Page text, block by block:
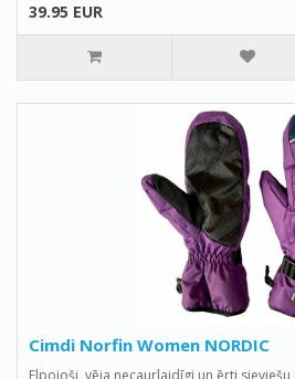
39.95 EUR
Cimdi Norfin Women NORDIC
Elpojoši, vēja necaurlaidīgi un ērti